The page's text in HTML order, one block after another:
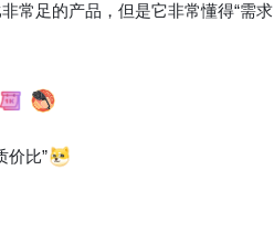
常足的产品，但是它非常懂得“需求
价比”